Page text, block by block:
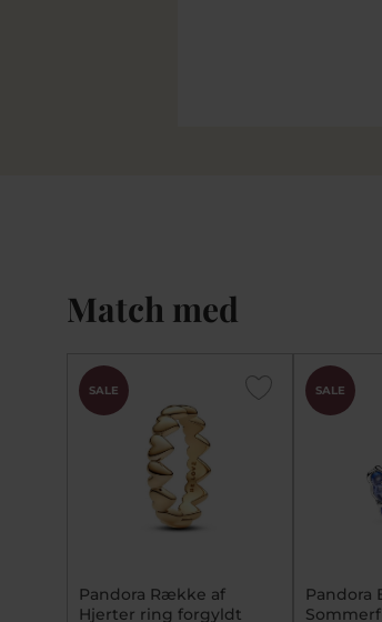
Match med
SALE
Pandora Række af
Hjerter ring forgyldt
SALE
Pandora